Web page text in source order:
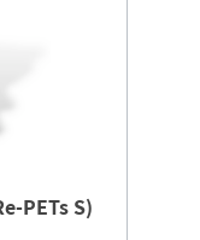
PETs S)